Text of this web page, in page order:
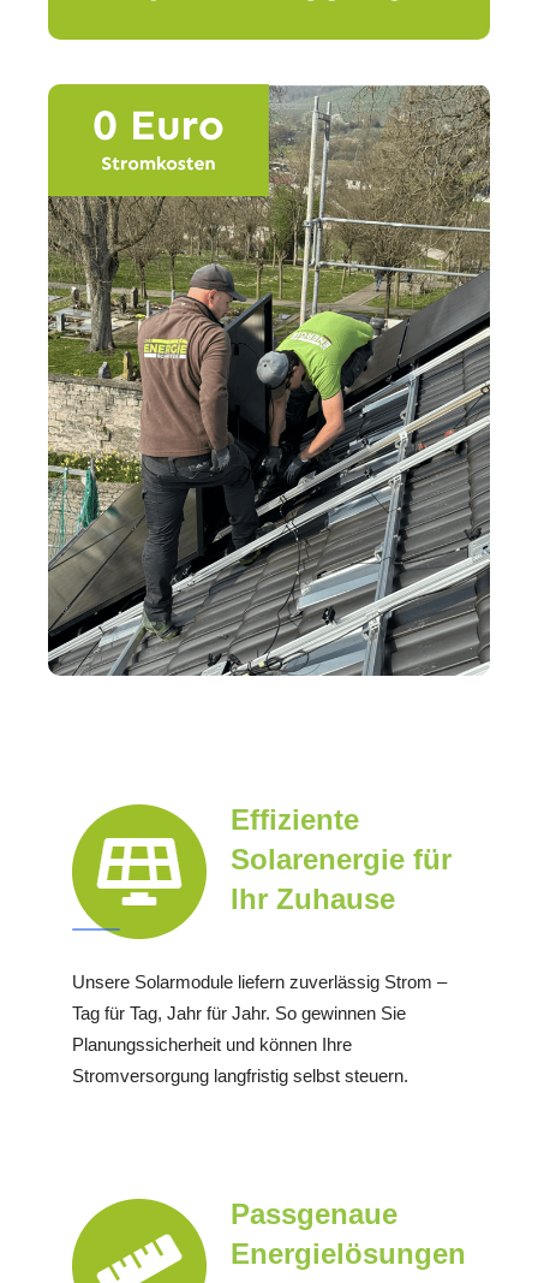
Effiziente
Solarenergie für
Ihr Zuhause
Unsere Solarmodule liefern zuverlässig Strom –
Tag für Tag, Jahr für Jahr. So gewinnen Sie
Planungssicherheit und können Ihre
Stromversorgung langfristig selbst steuern.
Passgenaue
Energielösungen